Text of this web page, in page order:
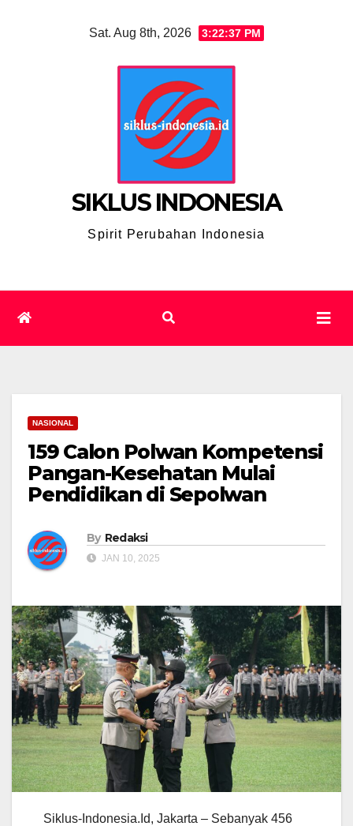
Sat. Aug 8th, 2026 3:22:38 PM
SIKLUS INDONESIA
Spirit Perubahan Indonesia
NASIONAL
159 Calon Polwan Kompetensi
Pangan-Kesehatan Mulai
Pendidikan di Sepolwan
By Redaksi
JAN 10, 2025
Siklus-Indonesia.Id, Jakarta – Sebanyak 456